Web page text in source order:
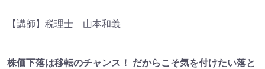
【講師】税理士 山本和義
株価下落は移転のチャンス！ だからこそ気を付けたい落と